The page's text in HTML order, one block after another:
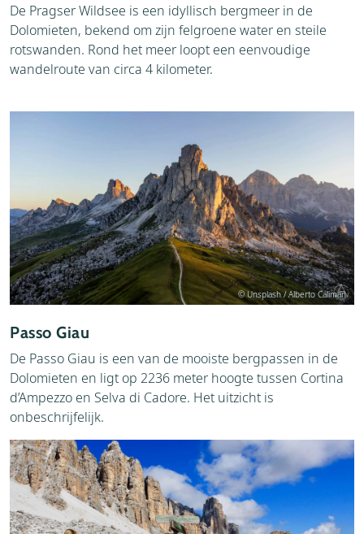
De Pragser Wildsee is een idyllisch bergmeer in de
Dolomieten, bekend om zijn felgroene water en steile
rotswanden. Rond het meer loopt een eenvoudige
wandelroute van circa 4 kilometer.
© Unsplash / Alberto Caliman
Passo Giau
De Passo Giau is een van de mooiste bergpassen in de
Dolomieten en ligt op 2236 meter hoogte tussen Cortina
d’Ampezzo en Selva di Cadore. Het uitzicht is
onbeschrijfelijk.